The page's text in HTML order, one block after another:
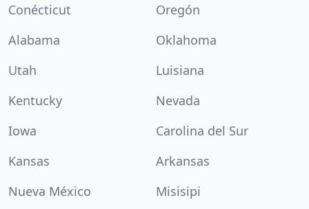
Conécticut
Oregón
Alabama
Oklahoma
Utah
Luisiana
Kentucky
Nevada
Iowa
Carolina del Sur
Kansas
Arkansas
Nueva México
Misisipi